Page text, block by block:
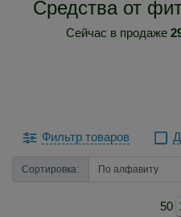
Средства от
Сейчас в продаже
Фильтр товаров
Сортировка:
50